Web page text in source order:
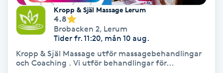
Optiker
Kropp & Själ Massage Lerum
4.8
Brobacken 2, Lerum
Tider fr. 11:20, mån 10 aug.
Kropp & Själ Massage utför massagebehandlingar
och Coaching . Vi utför behandlingar för...